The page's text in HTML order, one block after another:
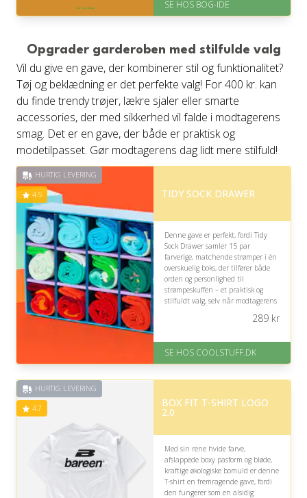
forventet leveringstid
på 4.6 ud af 5
SE HOS BOG-IDE
Opgrader garderoben med stilfulde valg
Vil du give en gave, der kombinerer stil og funktionalitet?
Tøj og beklædning er det perfekte valg! For 400 kr. kan
du finde trendy trøjer, lækre sjaler eller smarte
accessories, der med sikkerhed vil falde i modtagerens
smag. Det er en gave, der både er praktisk og
modetilpasset. Gør modtagerens dag lidt mere stilfuld!
HURTIG LEVERING
4.5 TIDY SOCK DRAWER
Denne gave er perfekt, fordi Tidy
Sock Drawer samler 15 par
farverige, matchende strømper i én
overskuelig boks, der tilfører både
orden og personlighed til
strømpeskuffen – et praktisk og
stilfuldt valg, selv når modtagerens
er 1-3 hverdage.
på 4.5 ud af 5
289kr
SE HOS COOLSTUFF.DK
HURTIG LEVERING
4.7 BOX FIT T-SHIRT LOGO
2.0
Med sin rene hvide farve,
afslappede boxy pasform og bløde,
kraftige økologiske bomuld er denne
T-shirt en fremragende gave, fordi
den fungerer som en alsidig